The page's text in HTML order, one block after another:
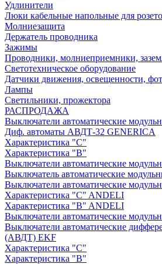
Удлинители
Люки кабельные напольные для
Молниезащита
Держатель проводника
Зажимы
Проводники, молниеприемники,
Светотехническое оборудование
Датчики движения, освещенности,
Лампы
Светильники, прожектора
РАСПРОДАЖА
Выключатели автоматические
Диф. автоматы АВДТ-32 GENERICA
Характеристика "С"
Характеристика "В"
Выключатели автоматические
Выключатель автоматические
Выключатели автоматические
Характеристика "C" ANDELI
Характеристика "B" ANDELI
Выключатели автоматические
Выключатели автоматические
(АВДТ) EKF
Характеристика "С"
Характеристика "B"